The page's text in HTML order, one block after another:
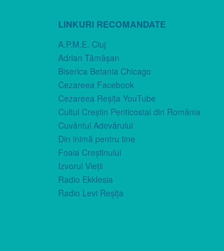
LINKURI RECOMANDATE
A.P.M.E. Cluj
Adrian Tămăşan
Biserica Betania Chicago
Cezareea Facebook
Cezareea Reşiţa YouTube
Cultul Creştin Penticostal din România
Cuvântul Adevărului
Din inimă pentru tine
Foaia Creştinului
Izvorul Vieţii
Radio Ekklesia
Radio Levi Reşiţa